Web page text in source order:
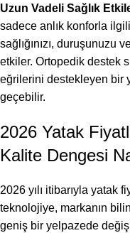
Uzun Vadeli Sağlık
sadece anlık konforla
sağlığınızı, duruşunuzu
etkiler. Ortopedik destek
eğrilerini destekleyen bir
geçebilir.
2026 Yatak
Kalite Dengesi
2026 yılı itibarıyla yatak
teknolojiye, markanın
geniş bir yelpazede